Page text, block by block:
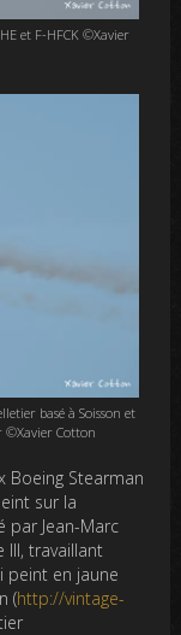
et F-HFCK ©Xavier
basé à Soisson et
©Xavier Cotton
Boeing Stearman
sur la
par Jean-Marc
III, travaillant
peint en jaune
(http://vintage-